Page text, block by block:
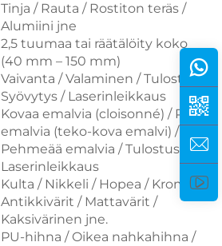
Tinja / Rauta / Rostiton teräs /
Alumiini jne
2,5 tuumaa tai räätälöity koko
(40 mm – 150 mm)
Vaivanta / Valaminen / Tulostus /
Syövytys / Laserinleikkaus
Kovaa emalvia (cloisonné) / Pro-
emalvia (teko-kova emalvi) /
Pehmeää emalvia / Tulostus /
Laserinleikkaus
Kulta / Nikkeli / Hopea / Kromi /
Antikkivärit / Mattavärit /
Kaksivärinen jne.
PU-hihna / Oikea nahkahihna /